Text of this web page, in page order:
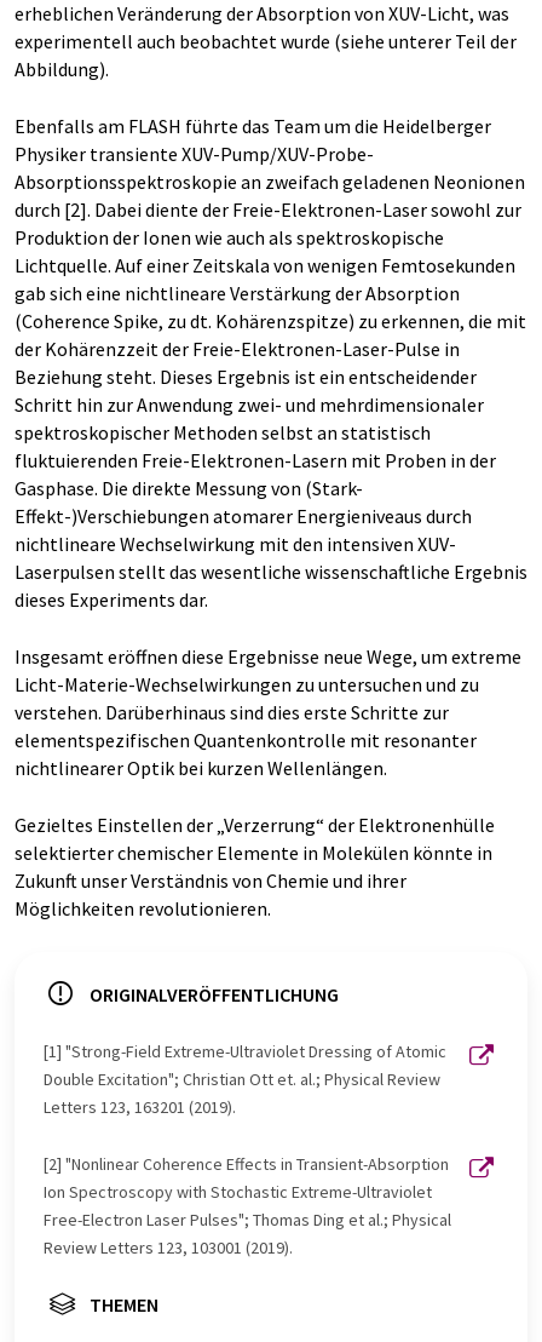
erheblichen Veränderung der Absorption von XUV-Licht, was
experimentell auch beobachtet wurde (siehe unterer Teil der
Abbildung).
Ebenfalls am FLASH führte das Team um die Heidelberger
Physiker transiente XUV-Pump/XUV-Probe-
Absorptionsspektroskopie an zweifach geladenen Neonionen
durch [2]. Dabei diente der Freie-Elektronen-Laser sowohl zur
Produktion der Ionen wie auch als spektroskopische
Lichtquelle. Auf einer Zeitskala von wenigen Femtosekunden
gab sich eine nichtlineare Verstärkung der Absorption
(Coherence Spike, zu dt. Kohärenzspitze) zu erkennen, die mit
der Kohärenzzeit der Freie-Elektronen-Laser-Pulse in
Beziehung steht. Dieses Ergebnis ist ein entscheidender
Schritt hin zur Anwendung zwei- und mehrdimensionaler
spektroskopischer Methoden selbst an statistisch
fluktuierenden Freie-Elektronen-Lasern mit Proben in der
Gasphase. Die direkte Messung von (Stark-
Effekt-)Verschiebungen atomarer Energieniveaus durch
nichtlineare Wechselwirkung mit den intensiven XUV-
Laserpulsen stellt das wesentliche wissenschaftliche Ergebnis
dieses Experiments dar.
Insgesamt eröffnen diese Ergebnisse neue Wege, um extreme
Licht-Materie-Wechselwirkungen zu untersuchen und zu
verstehen. Darüberhinaus sind dies erste Schritte zur
elementspezifischen Quantenkontrolle mit resonanter
nichtlinearer Optik bei kurzen Wellenlängen.
Gezieltes Einstellen der „Verzerrung“ der Elektronenhülle
selektierter chemischer Elemente in Molekülen könnte in
Zukunft unser Verständnis von Chemie und ihrer
Möglichkeiten revolutionieren.
ORIGINALVERÖFFENTLICHUNG
[1] "Strong-Field Extreme-Ultraviolet Dressing of Atomic
Double Excitation"; Christian Ott et. al.; Physical Review
Letters 123, 163201 (2019).
[2] "Nonlinear Coherence Effects in Transient-Absorption
Ion Spectroscopy with Stochastic Extreme-Ultraviolet
Free-Electron Laser Pulses"; Thomas Ding et al.; Physical
Review Letters 123, 103001 (2019).
THEMEN